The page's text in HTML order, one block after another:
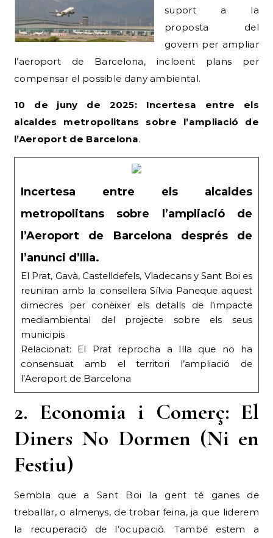
suport a la
proposta del
govern per ampliar
l’aeroport de Barcelona, incloent plans per
compensar el possible dany ambiental.
10 de juny de 2025: Incertesa entre els
alcaldes metropolitans sobre l’ampliació de
l’Aeroport de Barcelona.
Incertesa entre els alcaldes
metropolitans sobre l’ampliació de
l’Aeroport de Barcelona després de
l’anunci d’Illa.
El Prat, Gavà, Castelldefels, Vladecans y Sant Boi es
reuniran amb la consellera Sílvia Paneque aquest
dimecres per conèixer els detalls de l’impacte
mediambiental del projecte sobre els seus
municipis
Relacionat: El Prat reprocha a Illa que no ha
consensuat amb el territori l’ampliació de
l’Aeroport de Barcelona
2. Economia i Comerç: El
Diners No Dormen (Ni en
Festiu)
Sembla que a Sant Boi la gent té ganes de
treballar, o almenys, de trobar feina, ja que liderem
la recuperació de l’ocupació. També estem a